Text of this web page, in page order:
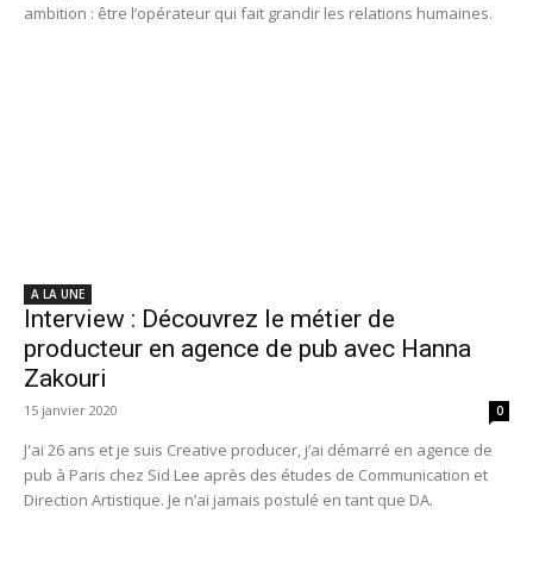
ambition : être l’opérateur qui fait grandir les relations humaines.
A LA UNE
Interview : Découvrez le métier de
producteur en agence de pub avec Hanna
Zakouri
15 janvier 2020 0
J'ai 26 ans et je suis Creative producer, j’ai démarré en agence de
pub à Paris chez Sid Lee après des études de Communication et
Direction Artistique. Je n’ai jamais postulé en tant que DA.